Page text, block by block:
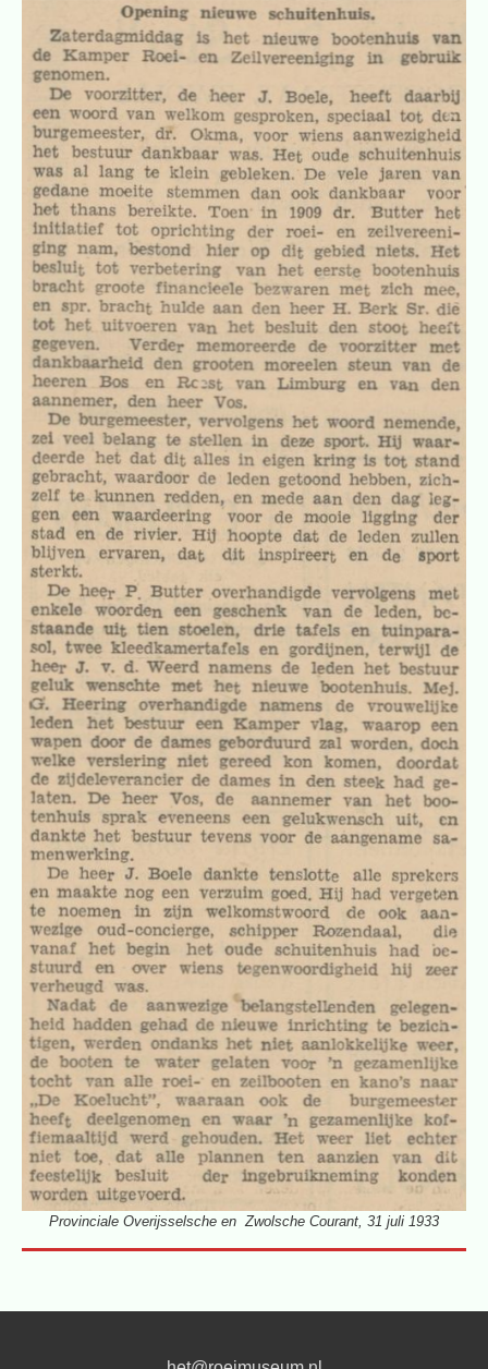
Provinciale Overijsselsche en Zwolsche Courant, 31 juli 1933